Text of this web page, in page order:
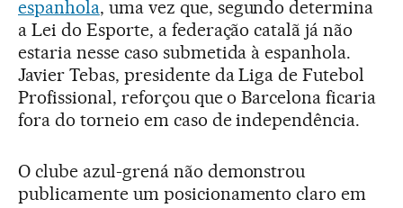
espanhola, uma vez que, segundo determina
a Lei do Esporte, a federação catalã já não
estaria nesse caso submetida à espanhola.
Javier Tebas, presidente da Liga de Futebol
Profissional, reforçou que o Barcelona ficaria
fora do torneio em caso de independência.
O clube azul-grená não demonstrou
publicamente um posicionamento claro em